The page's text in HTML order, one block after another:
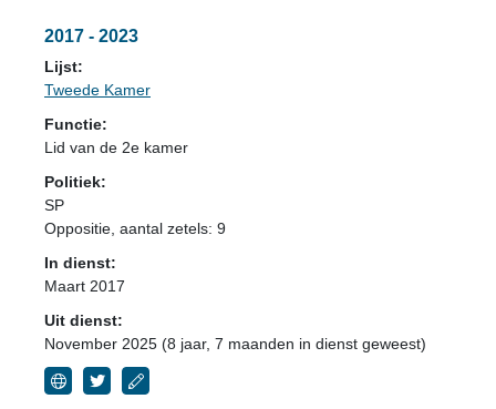
2017 - 2023
Lijst:
Tweede Kamer
Functie:
Lid van de 2e kamer
Politiek:
SP
Oppositie , aantal zetels: 9
In dienst:
Maart 2017
Uit dienst:
November 2025 (8 jaar, 7 maanden in dienst geweest)